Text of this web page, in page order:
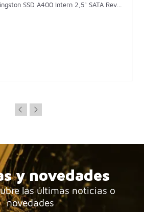
SSD A400 Intern 2,5" SATA Rev...
y novedades
las últimas noticias o
novedades